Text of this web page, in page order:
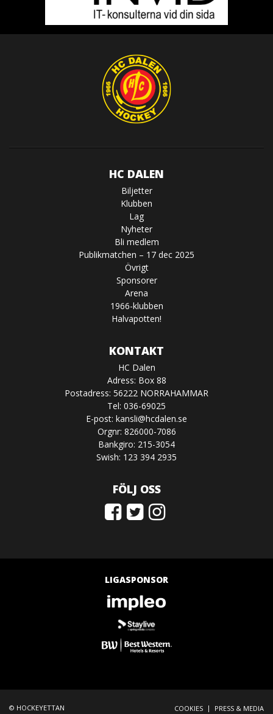
HC DALEN
Biljetter
Klubben
Lag
Nyheter
Bli medlem
Publikmatchen – 17 dec 2025
Övrigt
Sponsorer
Arena
1966-klubben
Halvapotten!
KONTAKT
HC Dalen
Adress: Box 88
Postadress: 56222 NORRAHAMMAR
Tel: 036-69025
E-post: kansli@hcdalen.se
Orgnr: 826000-7086
Bankgiro: 215-3054
Swish: 123 394 2935
FÖLJ OSS
LIGASPONSOR
© HOCKEYETTAN COOKIES | PRESS & MEDIA